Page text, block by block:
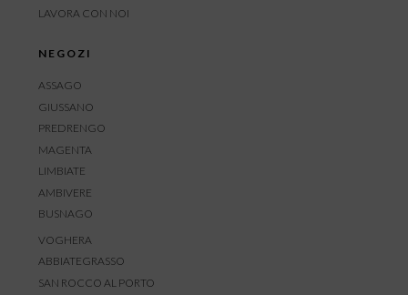
LAVORA CON NOI
NEGOZI
ASSAGO
GIUSSANO
PREDRENGO
MAGENTA
LIMBIATE
AMBIVERE
BUSNAGO
VOGHERA
ABBIATEGRASSO
SAN ROCCO AL PORTO